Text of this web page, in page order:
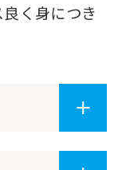
く身につき